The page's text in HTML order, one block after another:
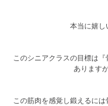
本当に嬉し
このシニアクラスの目標は
ありますが
この筋肉を感覚し鍛えるに